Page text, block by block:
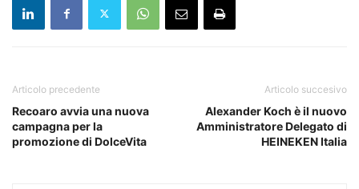
Articolo precedente
Recoaro avvia una nuova
campagna per la
promozione di DolceVita
Articolo succesivo
Alexander Koch è il nuovo
Amministratore Delegato di
HEINEKEN Italia